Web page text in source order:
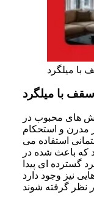
با میلگرد
با میلگرد
های محبوب در
مدرن و استحکام
استفاده می
که باعث شده در
گسترده ای پیدا
نیز وجود دارد